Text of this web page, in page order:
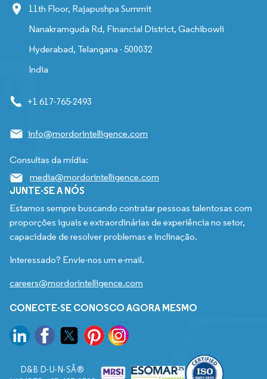
11th Floor, Rajapushpa Summit
Nanakramguda Rd, Financial District, Gachibowli
Hyderabad, Telangana - 500032
India
+1 617-765-2493
info@mordorintelligence.com
Consultas da mídia:
media@mordorintelligence.com
JUNTE-SE A NÓS
Estamos sempre buscando contratar pessoas talentosas com
proporções iguais e extraordinárias de experiência no setor,
capacidade de resolver problemas e inclinação.
Interessado? Envie-nos um e-mail.
careers@mordorintelligence.com
CONECTE-SE CONOSCO AGORA MESMO
D&B D-U-N-SÂ®